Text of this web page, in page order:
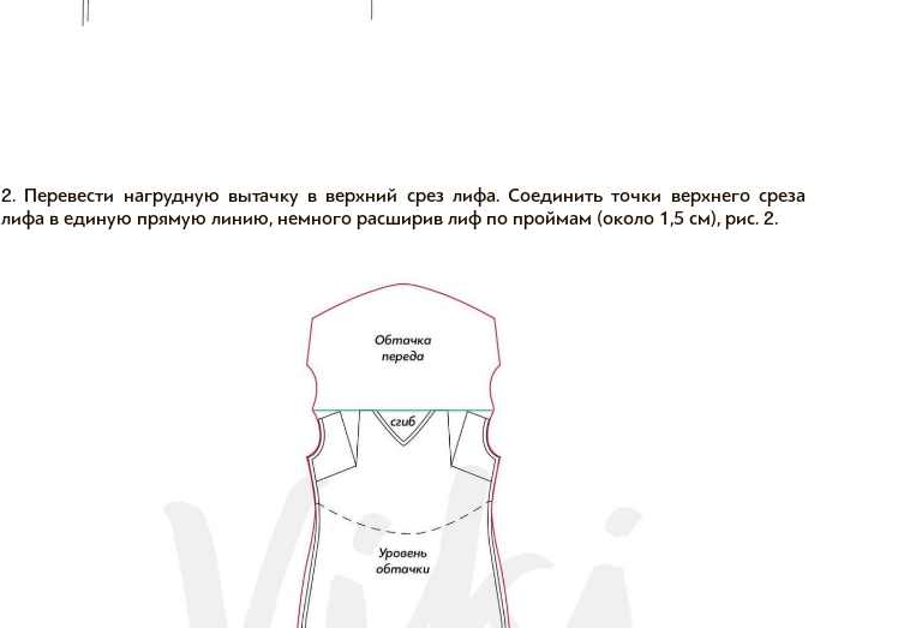
2. Перевести нагрудную вытачку в верхний срез лифа. Соединить точки верхнего среза
лифа в единую прямую линию, немного расширив лиф по проймам (около 1,5 см), рис. 2.